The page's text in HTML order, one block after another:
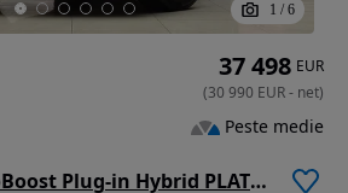
1 / 6
Ford Explorer EcoBoost Plug-in Hybrid PLATINUM
37 498 EUR
(30 990 EUR- net)
Peste medie